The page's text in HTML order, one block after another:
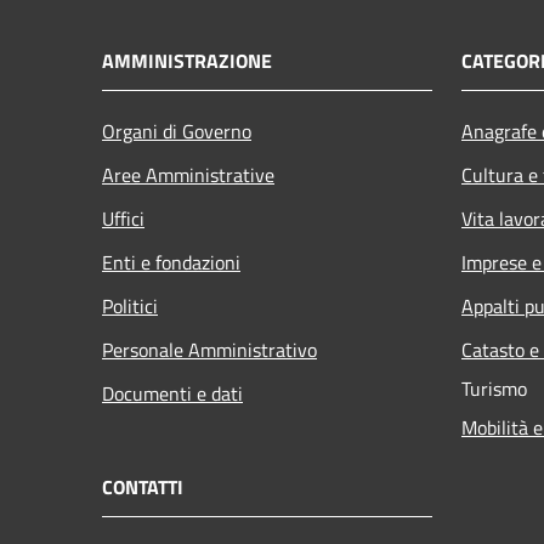
AMMINISTRAZIONE
Organi di Governo
Aree Amministrative
Uffici
Enti e fondazioni
Politici
Personale Amministrativo
Documenti e dati
Cultura
Vita
Imprese
Appalti
Catasto
Turismo
Mobilità
CONTATTI